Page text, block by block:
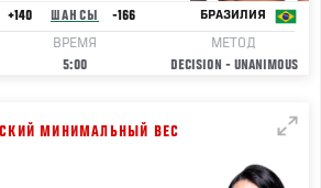
+140 ШАНСЫ -166 БРАЗИЛИЯ
ВРЕМЯ
5:00
МЕТОД
DECISION - UNANIMOUS
МИНИМАЛЬНЫЙ ВЕС